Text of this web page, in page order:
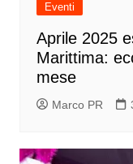
Eventi
Aprile 2025
Marittima:
mese
Marco PR